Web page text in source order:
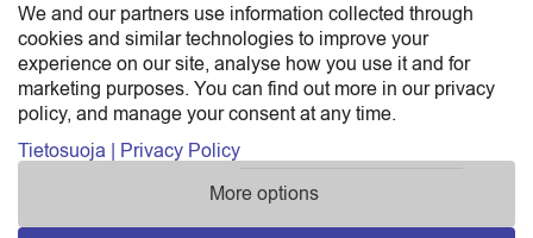
SAGA TRADE FINLAND OY
Saga Trade Finland Oy on Sunborn-konsernin
maahantuonti- ja tukkukauppayksikkö.
Katso yhteystiedot »
We and our partners use information collected through
cookies and similar technologies to improve your
experience on our site, analyse how you use it and for
marketing purposes. You can find out more in our privacy
policy, and manage your consent at any time.
Tietosuoja | Privacy Policy
More options